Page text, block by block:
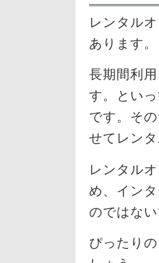
レンタル
あります。
長期間利
す。とい
です。そ
せてレン
レンタル
め、イン
のではない
ぴったり